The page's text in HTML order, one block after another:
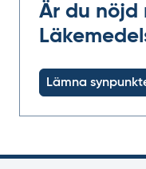
Är du nöjd
Lämna